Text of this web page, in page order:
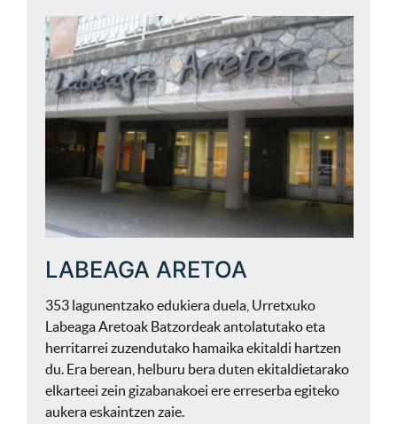
LABEAGA ARETOA
353 lagunentzako edukiera duela, Urretxuko
Labeaga Aretoak Batzordeak antolatutako eta
herritarrei zuzendutako hamaika ekitaldi hartzen
du. Era berean, helburu bera duten ekitaldietarako
elkarteei zein gizabanakoei ere erreserba egiteko
aukera eskaintzen zaie.